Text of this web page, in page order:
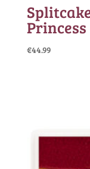
Princess
€44.99